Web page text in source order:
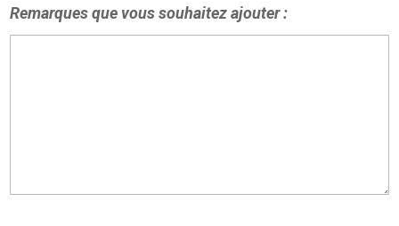
Remarques que vous souhaitez ajouter :